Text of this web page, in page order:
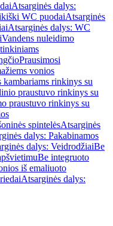
Atsarginės dalys:
WC puodaiAtsarginės
Atsarginės dalys: WC
Vandens nuleidimo
Prausimosi
vonios
kambariams rinkinys su
praustuvo rinkinys su
praustuvo rinkinys su
spintelėsAtsarginės
dalys: Pakabinamos
dalys: VeidrodžiaiBe
Be integruoto
iš emaliuoto
Atsarginės dalys: